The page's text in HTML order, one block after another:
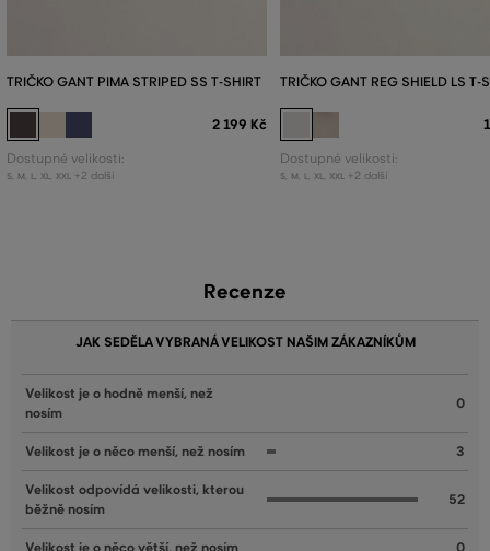
TRIČKO GANT PIMA STRIPED SS T-SHIRT
2 199 Kč
Dostupné velikosti:
S M L XL XXL +2 další
TRIČKO GANT REG SHIELD LS T-
Dostupné velikosti:
S M L XL XXL +2 další
Recenze
JAK SEDĚLA VYBRANÁ VELIKOST NAŠIM ZÁKAZNÍKŮM
Velikost je o hodně menší, než
nosím
0
Velikost je o něco menší, než nosím 3
Velikost odpovídá velikosti, kterou
běžně nosím
52